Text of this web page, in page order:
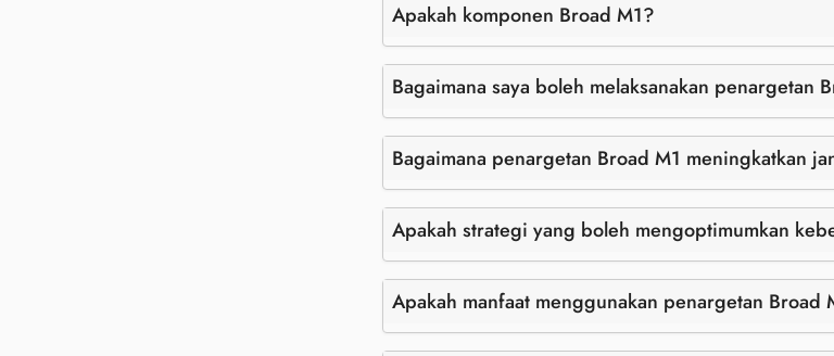
Apakah komponen Broad M1?
Bagaimana saya boleh melaksanakan penargetan
Bagaimana penargetan Broad M1 meningkatkan
Apakah strategi yang boleh mengoptimumkan
Apakah manfaat menggunakan penargetan Broad